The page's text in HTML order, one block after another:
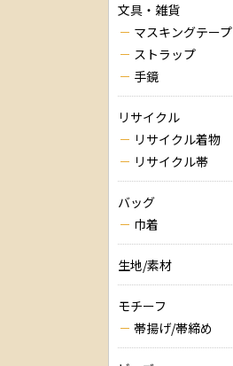
文具・雑貨
マスキングテープ
ストラップ
手鏡
リサイクル
リサイクル着物
リサイクル帯
バッグ
巾着
生地/素材
モチーフ
帯揚げ/帯締め